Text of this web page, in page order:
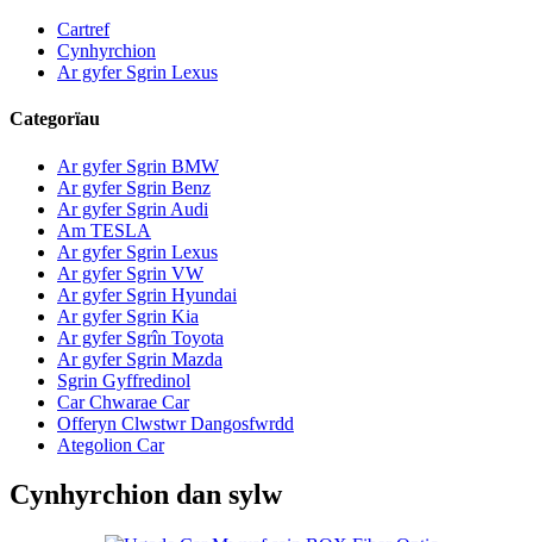
Cartref
Cynhyrchion
Ar gyfer Sgrin Lexus
Categorïau
Ar gyfer Sgrin BMW
Ar gyfer Sgrin Benz
Ar gyfer Sgrin Audi
Am TESLA
Ar gyfer Sgrin Lexus
Ar gyfer Sgrin VW
Ar gyfer Sgrin Hyundai
Ar gyfer Sgrin Kia
Ar gyfer Sgrîn Toyota
Ar gyfer Sgrin Mazda
Sgrin Gyffredinol
Car Chwarae Car
Offeryn Clwstwr Dangosfwrdd
Ategolion Car
Cynhyrchion dan sylw